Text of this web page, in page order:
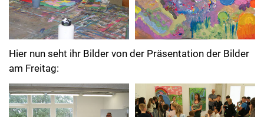
Hier nun seht ihr Bilder von der Präsentation der Bilder
am Freitag: